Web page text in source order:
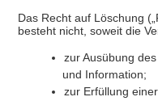
Das Recht auf Löschung
besteht nicht, soweit die
zur Ausübung
und Information;
zur Erfüllung